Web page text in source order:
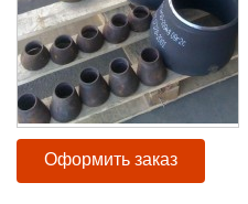
Оформить заказ